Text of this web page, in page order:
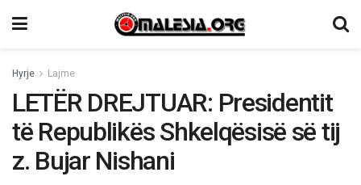
Hyrje Lajme
LETËR DREJTUAR: Presidentit
të Republikës Shkelqësisë së tij
z. Bujar Nishani